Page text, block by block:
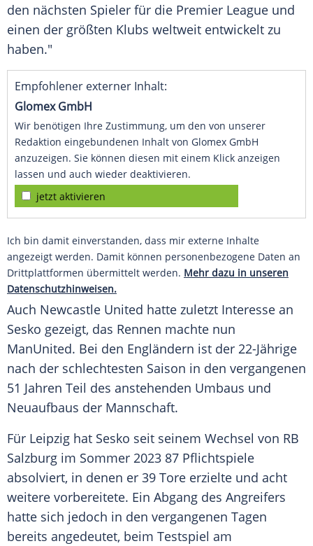
den nächsten Spieler für die Premier League und
einen der größten Klubs weltweit entwickelt zu
haben."
Empfohlener externer Inhalt:
Glomex GmbH
Wir benötigen Ihre Zustimmung, um den von unserer
Redaktion eingebundenen Inhalt von Glomex GmbH
anzuzeigen. Sie können diesen mit einem Klick anzeigen
lassen und auch wieder deaktivieren.
jetzt aktivieren
Ich bin damit einverstanden, dass mir externe Inhalte
angezeigt werden. Damit können personenbezogene Daten an
Drittplattformen übermittelt werden. Mehr dazu in unseren
Datenschutzhinweisen.
Auch Newcastle United hatte zuletzt Interesse an
Sesko gezeigt, das Rennen machte nun
ManUnited. Bei den Engländern ist der 22-Jährige
nach der schlechtesten Saison in den vergangenen
51 Jahren Teil des anstehenden Umbaus und
Neuaufbaus der Mannschaft.
Für Leipzig hat Sesko seit seinem Wechsel von RB
Salzburg im Sommer 2023 87 Pflichtspiele
absolviert, in denen er 39 Tore erzielte und acht
weitere vorbereitete. Ein Abgang des Angreifers
hatte sich jedoch in den vergangenen Tagen
bereits angedeutet, beim Testspiel am